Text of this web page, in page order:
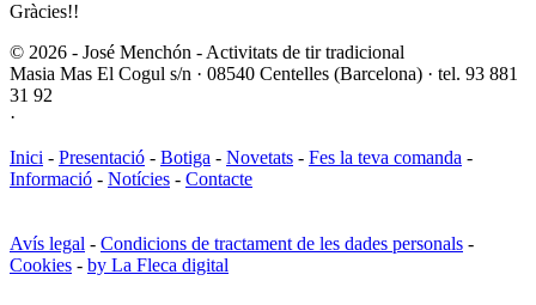
Gràcies!!
© 2026 - José Menchón - Activitats de tir tradicional
Masia Mas El Cogul s/n · 08540 Centelles (Barcelona) · tel. 93 881
31 92
·
Inici - Presentació - Botiga - Novetats - Fes la teva comanda -
Informació - Notícies - Contacte
Avís legal - Condicions de tractament de les dades personals -
Cookies - by La Fleca digital